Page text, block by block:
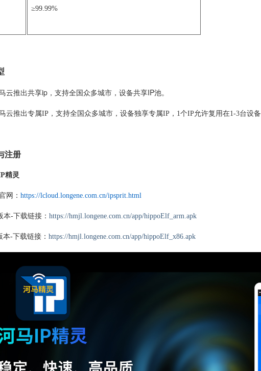
≥99.99%
云推出共享ip，支持全国众多城市，设备共享IP池。
云推出专属IP，支持全国众多城市 ，设备独享专属IP， 1个IP允许复用在1-3台设备
注册
精灵
网： https://lcloud.longene.com.cn/ipsprit.html
本-下载链接 ： https://hmjl.longene.com.cn/app/hippoElf_arm.apk
本-下载链接： https://hmjl.longene.com.cn/app/hippoElf_x86.apk